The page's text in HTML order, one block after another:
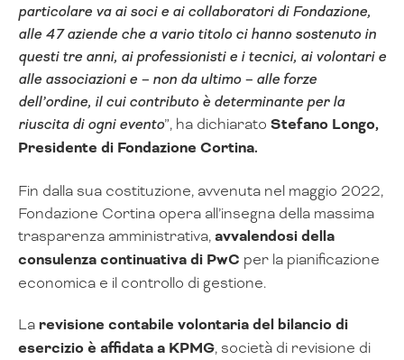
particolare va ai soci e ai collaboratori di Fondazione,
alle 47 aziende che a vario titolo ci hanno sostenuto in
questi tre anni, ai professionisti e i tecnici, ai volontari e
alle associazioni e – non da ultimo – alle forze
dell’ordine, il cui contributo è determinante per la
riuscita di ogni evento”, ha dichiarato Stefano Longo,
Presidente di Fondazione Cortina.
Fin dalla sua costituzione, avvenuta nel maggio 2022,
Fondazione Cortina opera all’insegna della massima
trasparenza amministrativa,avvalendosi della
consulenza continuativa di PwC per la pianificazione
economica e il controllo di gestione.
Larevisione contabile volontaria del bilancio di
esercizio è affidata a KPMG, società di revisione di